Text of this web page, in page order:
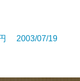
2003/07/19